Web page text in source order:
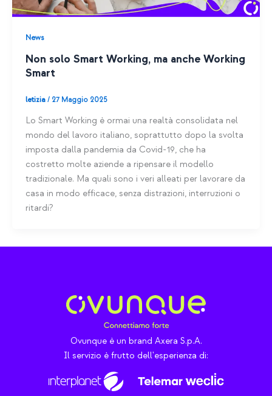
News
Non solo Smart Working, ma anche Working
Smart
letizia / 27 Maggio 2025
Lo Smart Working è ormai una realtà consolidata nel
mondo del lavoro italiano, soprattutto dopo la svolta
imposta dalla pandemia da Covid-19, che ha
costretto molte aziende a ripensare il modello
tradizionale. Ma quali sono i veri alleati per lavorare da
casa in modo efficace, senza distrazioni, interruzioni o
ritardi?
Ovunque è un brand Axera S.p.A.
Il servizio è frutto dell'esperienza di: